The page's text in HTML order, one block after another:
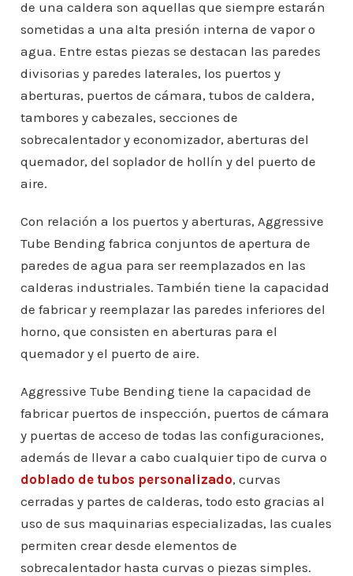
de una caldera son aquellas que siempre estarán
sometidas a una alta presión interna de vapor o
agua. Entre estas piezas se destacan las paredes
divisorias y paredes laterales, los puertos y
aberturas, puertos de cámara, tubos de caldera,
tambores y cabezales, secciones de
sobrecalentador y economizador, aberturas del
quemador, del soplador de hollín y del puerto de
aire.
Con relación a los puertos y aberturas, Aggressive
Tube Bending fabrica conjuntos de apertura de
paredes de agua para ser reemplazados en las
calderas industriales. También tiene la capacidad
de fabricar y reemplazar las paredes inferiores del
horno, que consisten en aberturas para el
quemador y el puerto de aire.
Aggressive Tube Bending tiene la capacidad de
fabricar puertos de inspección, puertos de cámara
y puertas de acceso de todas las configuraciones,
además de llevar a cabo cualquier tipo de curva o
doblado de tubos personalizado, curvas
cerradas y partes de calderas, todo esto gracias al
uso de sus maquinarias especializadas, las cuales
permiten crear desde elementos de
sobrecalentador hasta curvas o piezas simples.